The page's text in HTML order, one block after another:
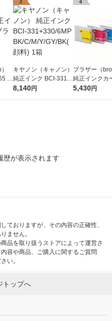
ブ
3
キヤノン（キャノン）
純正インク BCI-331+
330/6MP BK/C/M/Y/G
8,140円
4
ブラザー（
純正インクカ
ジ LC10-4PK
5,430円
歴が表示されます
ておりますが、その内容の正確性、
ません。
品を取り扱うストアによって運営さ
容や商品、ご購入に関するご質問
い。
トップへ